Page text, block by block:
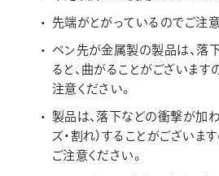
その他
先端がとがっているのでご注意
ペン先が金属製の製品は、落
ると、曲がることがございます
注意ください。
製品は、落下などの衝撃が加
ズ・割れ）することがございま
ご注意ください。